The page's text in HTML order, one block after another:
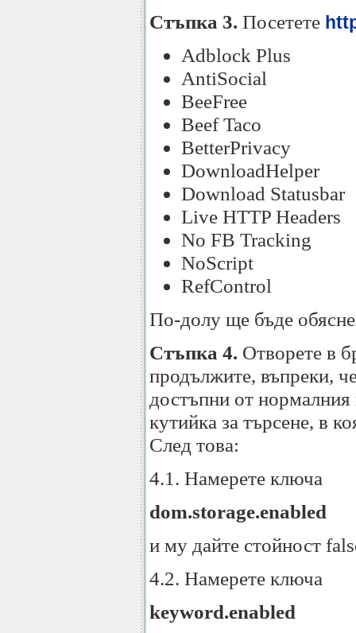
Стъпка 3. Посетете
Adblock Plus
AntiSocial
BeeFree
Beef Taco
BetterPrivacy
DownloadHelper
Download Statusbar
Live HTTP Headers
No FB Tracking
NoScript
RefControl
По-долу ще бъде
Стъпка 4. Отворете в
продължите, въпреки,
достъпни от нормалния
кутийка за търсене, в
След това:
4.1. Намерете ключа
dom.storage.enabled
и му дайте стойност
4.2. Намерете ключа
keyword.enabled